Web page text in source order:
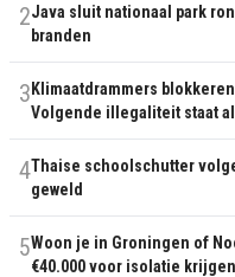
2Java sluit nationaal park
branden
3 Klimaatdrammers
Volgende illegaliteit staat
4Thaise schoolschutter
geweld
5Woon je in Groningen of
€40.000 voor isolatie krijgen